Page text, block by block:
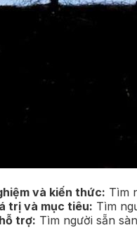
và kiến thức: Tìm
trị và mục tiêu: Tìm
trợ: Tìm người sẵn